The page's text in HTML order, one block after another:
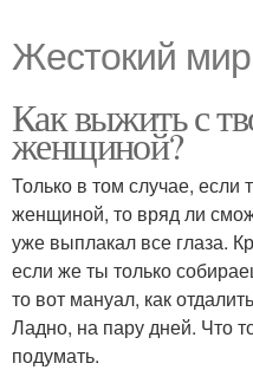
Жестокий мир
Как выжить с
женщиной?
Только в том случае,
женщиной, то вряд ли
уже выплакал все глаза.
если же ты только
то вот мануал, как
Ладно, на пару дней. Что
подумать.